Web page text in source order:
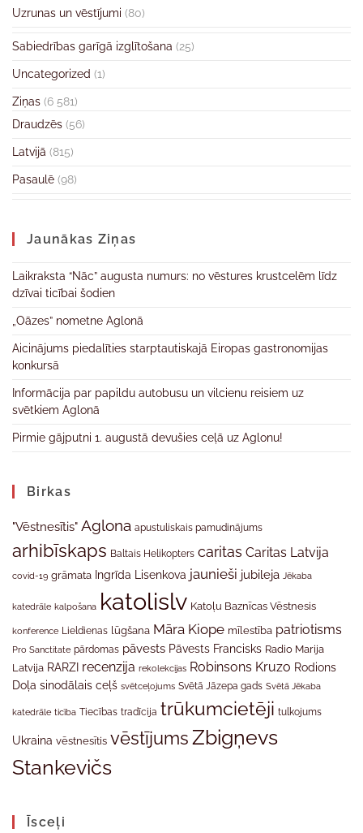
Uzrunas un vēstījumi (80)
Sabiedrības garīgā izglītošana (25)
Uncategorized (1)
Ziņas (6 581)
Draudzēs (56)
Latvijā (815)
Pasaulē (98)
Jaunākas Ziņas
Laikraksta “Nāc” augusta numurs: no vēstures krustcelēm līdz
dzīvai ticībai šodien
„Oāzes” nometne Aglonā
Aicinājums piedalīties starptautiskajā Eiropas gastronomijas
konkursā
Informācija par papildu autobusu un vilcienu reisiem uz
svētkiem Aglonā
Pirmie gājputni 1. augustā devušies ceļā uz Aglonu!
Birkas
"Vēstnesītis" Aglona apustuliskais pamudinājums
arhibīskaps Baltais Helikopters caritas Caritas Latvija
covid-19 grāmata Ingrīda Lisenkova jaunieši jubileja Jēkaba
katedrāle kalpošana katolislv Katoļu Baznīcas Vēstnesis
konference Lieldienas lūgšana Māra Kiope mīlestība patriotisms
Pro Sanctitate pārdomas pāvests Pāvests Francisks Radio Marija
Latvija RARZI recenzija rekolekcijas Robinsons Kruzo Rodions
Doļa sinodālais ceļš svētceļojums Svētā Jāzepa gads Svētā Jēkaba
katedrāle ticība Tiecības tradīcija trūkumcietēji tulkojums
Ukraina vēstnesītis vēstījumsZbigņevs
Stankevičs
Īsceļi